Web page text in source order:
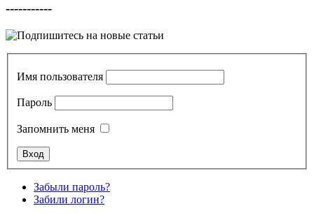
-----------
Имя пользователя
Пароль
Запомнить меня
Забыли пароль?
Забили логин?